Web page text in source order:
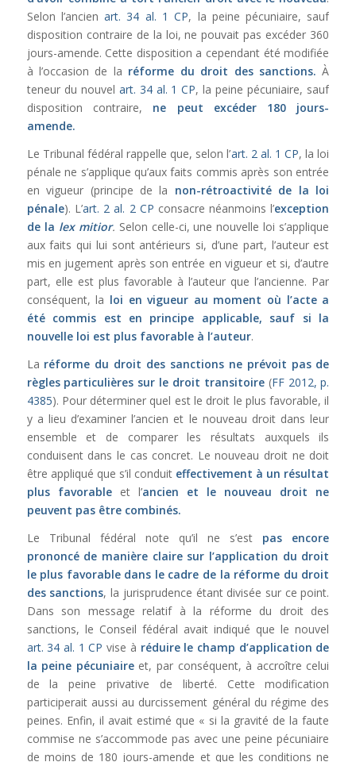
Selon l’ancienart. 34 al. 1 CP, la peine pécuniaire, sauf
disposition contraire de la loi, ne pouvait pas excéder 360
jours-amende. Cette disposition a cependant été modifiée
à l’occasion de la réforme du droit des sanctions. À
teneur du nouvel art. 34 al. 1 CP, la peine pécuniaire, sauf
disposition contraire, ne peut excéder 180 jours-
amende.
Le Tribunal fédéral rappelle que, selon l’art. 2 al. 1 CP, la loi
pénale ne s’applique qu’aux faits commis après son entrée
en vigueur (principe de la non-rétroactivité de la loi
pénale). L’art. 2 al. 2 CP consacre néanmoins l’exception
de la lex mitior. Selon celle-ci, une nouvelle loi s’applique
aux faits qui lui sont antérieurs si, d’une part, l’auteur est
mis en jugement après son entrée en vigueur et si, d’autre
part, elle est plus favorable à l’auteur que l’ancienne. Par
conséquent, la loi en vigueur au moment où l’acte a
été commis est en principe applicable, sauf si la
nouvelle loi est plus favorable à l’auteur.
La réforme du droit des sanctions ne prévoit pas de
règles particulières sur le droit transitoire (FF 2012, p.
4385). Pour déterminer quel est le droit le plus favorable, il
y a lieu d’examiner l’ancien et le nouveau droit dans leur
ensemble et de comparer les résultats auxquels ils
conduisent dans le cas concret. Le nouveau droit ne doit
être appliqué que s’il conduit effectivement à un résultat
plus favorable et l’ancien et le nouveau droit ne
peuvent pas être combinés.
Le Tribunal fédéral note qu’il ne s’est pas encore
prononcé de manière claire sur l’application du droit
le plus favorable dans le cadre de la réforme du droit
des sanctions, la jurisprudence étant divisée sur ce point.
Dans son message relatif à la réforme du droit des
sanctions, le Conseil fédéral avait indiqué que le nouvel
art. 34 al. 1 CP vise à réduire le champ d’application de
la peine pécuniaireet, par conséquent, à accroître celui
de la peine privative de liberté. Cette modification
participerait aussi au durcissement général du régime des
peines. Enfin, il avait estimé que « si la gravité de la faute
commise ne s’accommode pas avec une peine pécuniaire
de moins de 180 jours-amende et que les conditions ne